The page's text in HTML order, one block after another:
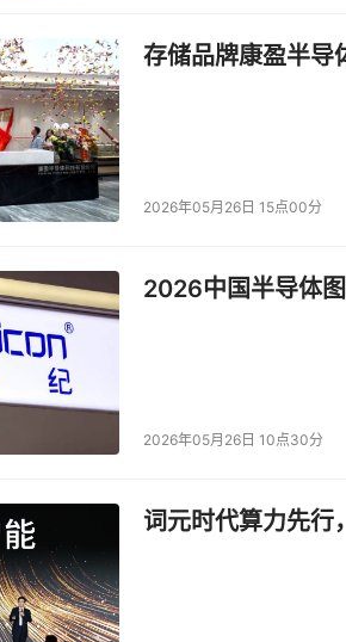
输至磁带上。
文章内容仅供参考，不构成投资建议。
存储品牌康盈半导
2026年05月26日 15点00分
2026中国半导体
2026年05月26日 10点30分
词元时代算力先行